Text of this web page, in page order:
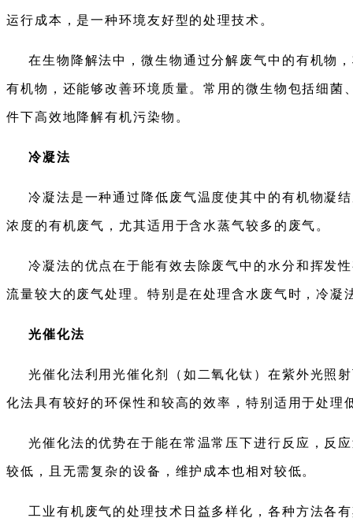
运行成本，是一种环境友好型的处理技术。
在生物降解法中，微生物通过分解废气中的有机物
有机物，还能够改善环境质量。常用的微生物包括细
件下高效地降解有机污染物。
冷凝法
冷凝法是一种通过降低废气温度使其中的有机物凝
浓度的有机废气，尤其适用于含水蒸气较多的废气。
冷凝法的优点在于能有效去除废气中的水分和挥发
流量较大的废气处理。特别是在处理含水废气时，冷凝
光催化法
光催化法利用光催化剂（如二氧化钛）在紫外光照
化法具有较好的环保性和较高的效率，特别适用于处理
光催化法的优势在于能在常温常压下进行反应，反
较低，且无需复杂的设备，维护成本也相对较低。
工业有机废气的处理技术日益多样化，各种方法各